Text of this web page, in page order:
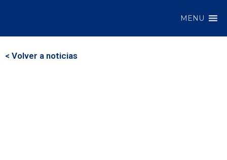
MENU
< Volver a noticias